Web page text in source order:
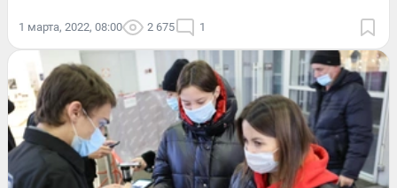
1 марта, 2022, 08:00 2 675 1